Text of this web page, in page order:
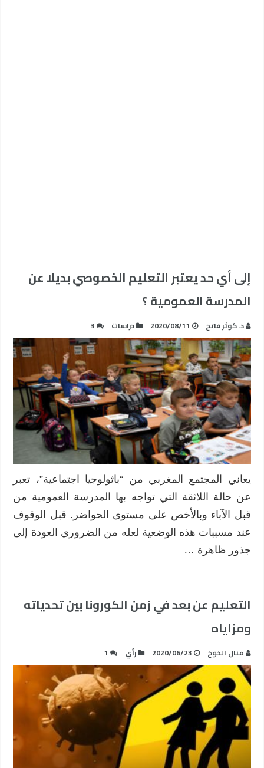
إلى أي حد يعتبر التعليم الخصوصي بديلا عن
المدرسة العمومية ؟
د. كوثر فاتح 2020/08/11 دراسات 3
يعاني المجتمع المغربي من “باثولوجيا اجتماعية”، تعبر
عن حالة اللاثقة التي تواجه بها المدرسة العمومية من
قبل الآباء وبالأخص على مستوى الحواضر. قبل الوقوف
عند مسببات هذه الوضعية لعله من الضروري العودة إلى
جذور ظاهرة …
التعليم عن بعد في زمن الكورونا بين تحدياته
ومزاياه
منال الخوخ 2020/06/23 رأي 1